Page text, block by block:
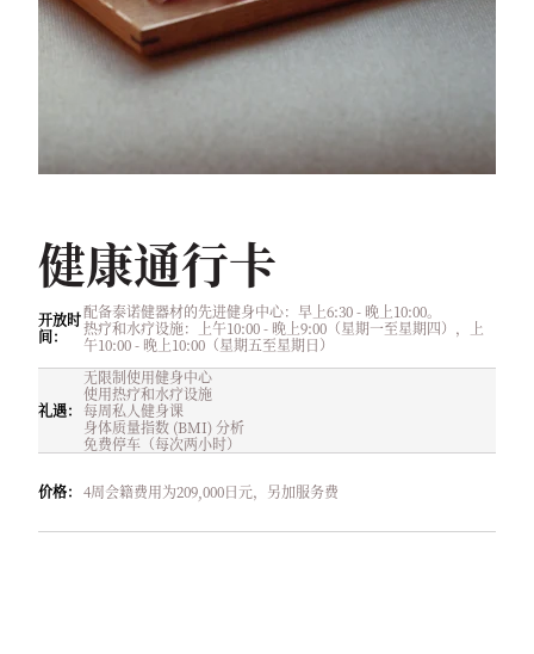
健康通行卡
开放时
间：
配备泰诺健器材的先进健身中心：早上6:30 - 晚上10:00。
热疗和水疗设施：上午10:00 - 晚上9:00（星期一至星期四），上
午10:00 - 晚上10:00（星期五至星期日）
礼遇：
无限制使用健身中心
使用热疗和水疗设施
每周私人健身课
身体质量指数 (BMI) 分析
免费停车（每次两小时）
价格： 4周会籍费用为209,000日元，另加服务费